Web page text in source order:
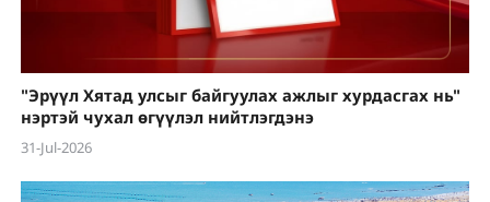
"Эрүүл Хятад улсыг байгуулах ажлыг хурдасгах нь"
нэртэй чухал өгүүлэл нийтлэгдэнэ
31-Jul-2026